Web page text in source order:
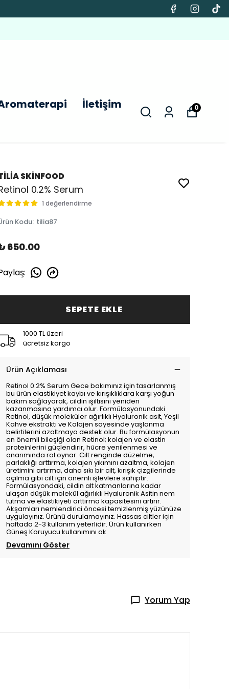
İletişim 0
SKİNFOOD
0.2% Serum
1 değerlendirme
Kodu: tilia87
650.00
:
SEPETE EKLE
1000 TL üzeri
ücretsiz kargo
Ürün Açıklaması
Retinol 0.2% Serum Gece bakımınız için tasarlanmış
bu ürün elastikiyet kaybı ve kırışıklıklara karşı yoğun
bakım sağlayarak, cildin ışıltısını yeniden
kazanmasına yardımcı olur. Formülasyonundaki
Retinol, düşük moleküler ağırlıklı Hyaluronik asit, Yeşil
Kahve ekstraktı ve Kolajen sayesinde yaşlanma
belirtilerini azaltmaya destek olur. Bu formülasyonun
en önemli bileşiği olan Retinol; kolajen ve elastin
proteinlerini güçlendirir, hücre yenilenmesi ve
onarımında rol oynar. Cilt renginde düzelme,
parlaklığı arttırma, kolajen yıkımını azaltma, kolajen
üretimini artırma, daha sıkı bir cilt, kırışık çizgilerinde
açılma gibi cilt için önemli işlevlere sahiptir.
Formülasyondaki, cildin alt katmanlarına kadar
ulaşan düşük molekül ağırlıklı Hyaluronik Asitin nem
tutma ve elastikiyeti arttırma kapasitesini artırır.
Akşamları nemlendirici öncesi temizlenmiş yüzünüze
uygulayınız. Ürünü durulamayınız. Hassas ciltler için
haftada 2-3 kullanım yeterlidir. Ürün kullanırken
Güneş Koruyucu kullanımını ak
Devamını Göster
Yorum Yap